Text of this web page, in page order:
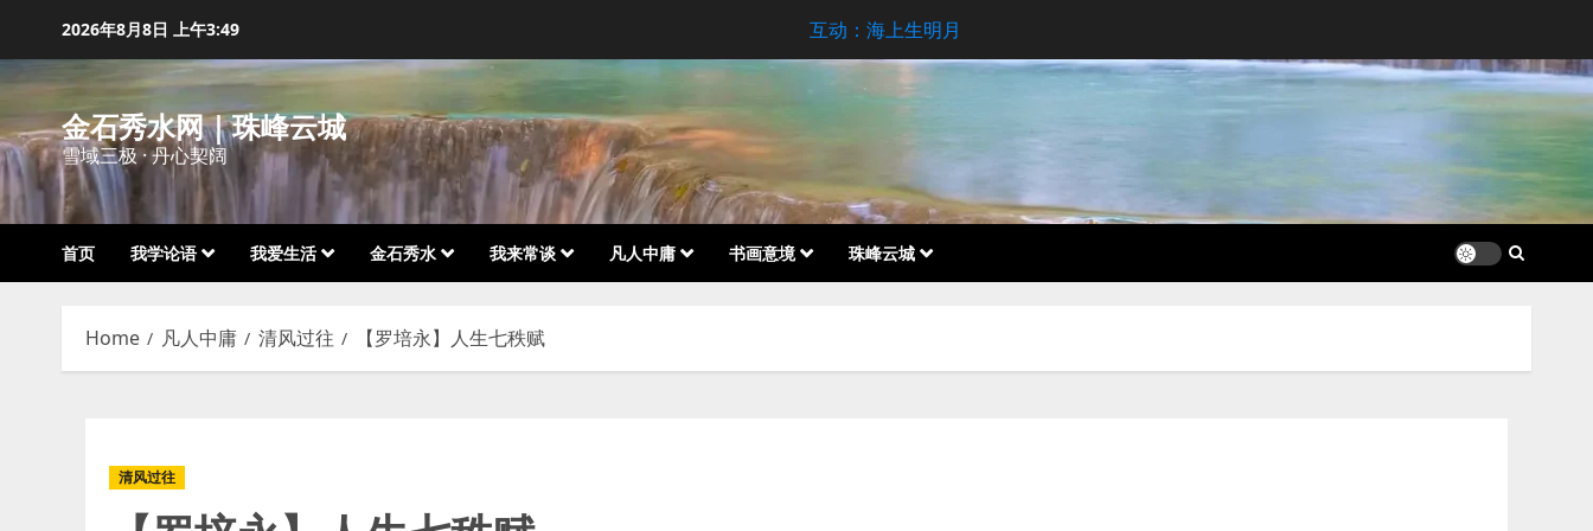
content
2026年8月8日 上午3:49 互动：海上生明月
金石秀水网｜珠峰云城
雪域三极 · 丹心契阔
首页 我学论语 我爱生活 金石秀水 我来常谈 凡人中庸 书画意境 珠峰云城
Home 凡人中庸 清风过往 【罗培永】人生七秩赋
清风过往